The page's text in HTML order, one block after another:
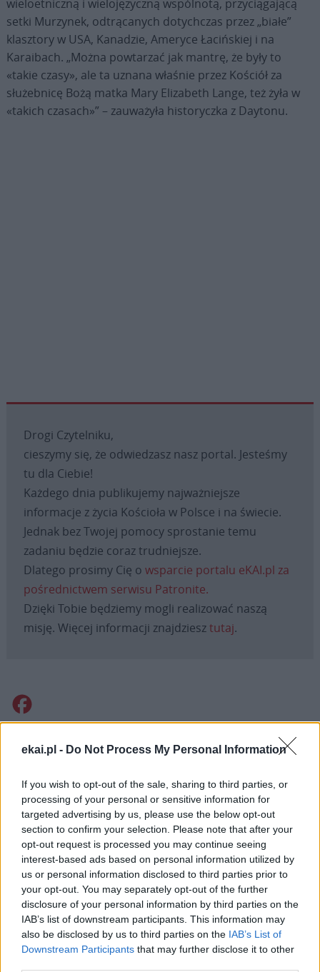
ekai.pl - Do Not Process My Personal Information
If you wish to opt-out of the sale, sharing to third parties, or
processing of your personal or sensitive information for
targeted advertising by us, please use the below opt-out
section to confirm your selection. Please note that after your
opt-out request is processed you may continue seeing
interest-based ads based on personal information utilized by
us or personal information disclosed to third parties prior to
your opt-out. You may separately opt-out of the further
disclosure of your personal information by third parties on the
IAB’s list of downstream participants. This information may
also be disclosed by us to third parties on the IAB’s List of
Downstream Participants that may further disclose it to other
wieloetniczną i wielojęzyczną wspólnotą, przyciągającą
setki Murzynek, odtrącanych dotychczas przez „białe”
klasztory w USA, Kanadzie, Ameryce Łacińskiej i na
Karaibach. „Można powtarzać jak mantrę, że były to
«takie czasy», ale ta uznana właśnie przez Kościół za
służebnicę Bożą matka Mary Elizabeth Lange, też żyła w
«takich czasach»” – zauważyła historyczka z Daytonu.
Drogi Czytelniku,
cieszymy się, że odwiedzasz nasz portal. Jesteśmy
tu dla Ciebie!
Każdego dnia publikujemy najważniejsze
informacje z życia Kościoła w Polsce i na świecie.
Jednak bez Twojej pomocy sprostanie temu
zadaniu będzie coraz trudniejsze.
Dlatego prosimy Cię o wsparcie portalu eKAI.pl za
pośrednictwem serwisu Patronite.
Dzięki Tobie będziemy mogli realizować naszą
misję. Więcej informacji znajdziesztutaj.
Wersja do druku
Tagi: AFRYKA DEKRET HEROICZNOŚĆ CNÓT
JÓZEFINA BAKHITA ŻYCIE ZAKONNE
Najnowsze